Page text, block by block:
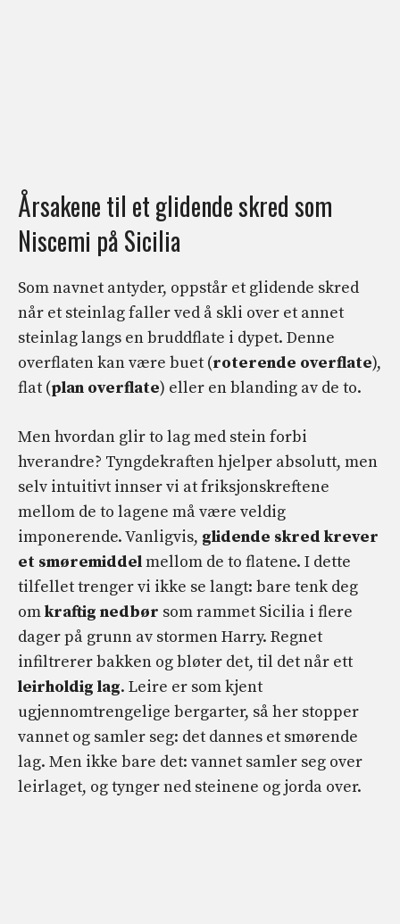
Årsakene til et glidende skred som
Niscemi på Sicilia
Som navnet antyder, oppstår et glidende skred
når et steinlag faller ved å skli over et annet
steinlag langs en bruddflate i dypet. Denne
overflaten kan være buet (roterende overflate),
flat (plan overflate) eller en blanding av de to.
Men hvordan glir to lag med stein forbi
hverandre? Tyngdekraften hjelper absolutt, men
selv intuitivt innser vi at friksjonskreftene
mellom de to lagene må være veldig
imponerende. Vanligvis, glidende skred krever
et smøremiddelmellom de to flatene. I dette
tilfellet trenger vi ikke se langt: bare tenk deg
omkraftig nedbør som rammet Sicilia i flere
dager på grunn av stormen Harry. Regnet
infiltrerer bakken og bløter det, til det når ett
leirholdig lag. Leire er som kjent
ugjennomtrengelige bergarter, så her stopper
vannet og samler seg: det dannes et smørende
lag. Men ikke bare det: vannet samler seg over
leirlaget, og tynger ned steinene og jorda over.